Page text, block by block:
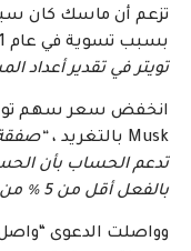
تزعم أن ماسك كان
بسبب تسوية في عام 2021 لقضية احتيال تزعم ،
تويتر في تقدير أعداد
Musk بالتغريد ،
تدعم الحساب بأن
بالفعل أقل من 5 ٪ من المستخدمين”.
وواصلت الدعوى